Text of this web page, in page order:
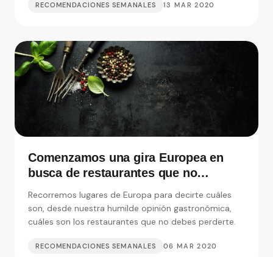
RECOMENDACIONES SEMANALES 13 MAR 2020
Comenzamos una gira Europea en
busca de restaurantes que no
Recorremos lugares de Europa para decirte cuáles
son, desde nuestra humilde opinión gastronómica,
cuáles son los restaurantes que no debes perderte.
RECOMENDACIONES SEMANALES 06 MAR 2020